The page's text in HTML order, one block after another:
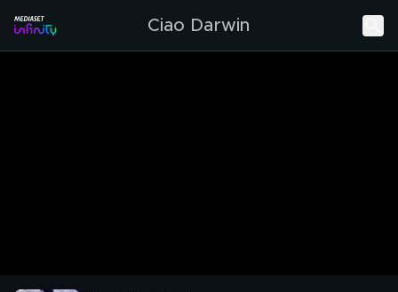
Ciao Darwin